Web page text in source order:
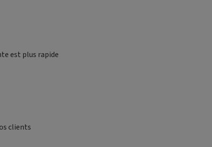
est plus rapide
clients